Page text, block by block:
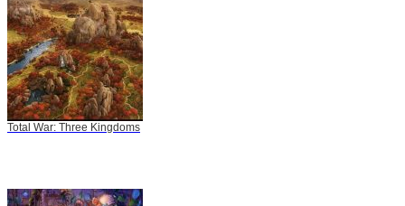
Total War: Three Kingdoms